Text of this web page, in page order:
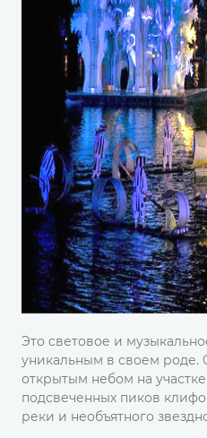
Это световое и
уникальным в своем роде.
открытым небом на
подсвеченных пиков
реки и необъятного